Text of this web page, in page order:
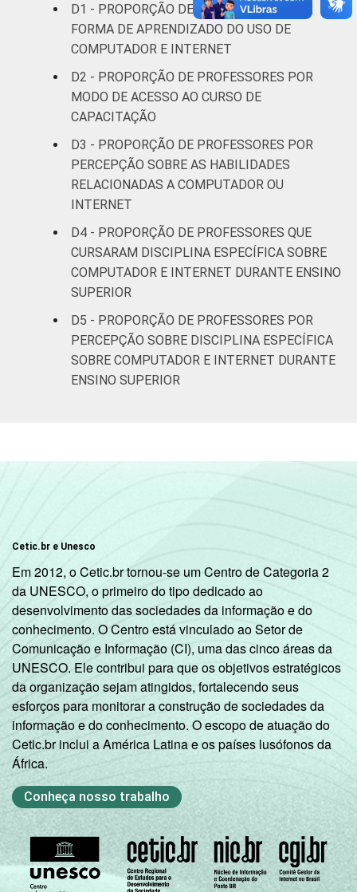
REGIÃO Norte
Centro-
Oeste
2
Sudeste
DEPENDÊNCIA
ADMINISTRATIVA
Pública
Municipal
3
Estadual
3
Total —
SÉRIE
4ª série / 5º
ano do
Ensino
Fundamental
2º ano do
Ensino
Médio
2
¹ Base: 1987 professores. Respostas
estimuladas. Dados coletados entre
setembro e dezembro de 2013.
Fonte: NIC.br - set 2013 / dez 2013
D1 - PROPORÇÃO DE PROFESSORES POR
FORMA DE APRENDIZADO DO USO DE
COMPUTADOR E INTERNET
D2 - PROPORÇÃO DE PROFESSORES POR
MODO DE ACESSO AO CURSO DE
CAPACITAÇÃO
D3 - PROPORÇÃO DE PROFESSORES POR
PERCEPÇÃO SOBRE AS HABILIDADES
RELACIONADAS A COMPUTADOR OU
INTERNET
D4 - PROPORÇÃO DE PROFESSORES QUE
CURSARAM DISCIPLINA ESPECÍFICA SOBRE
COMPUTADOR E INTERNET DURANTE ENSINO
SUPERIOR
D5 - PROPORÇÃO DE PROFESSORES POR
PERCEPÇÃO SOBRE DISCIPLINA ESPECÍFICA
SOBRE COMPUTADOR E INTERNET DURANTE
ENSINO SUPERIOR
Cetic.br e Unesco
Em 2012, o Cetic.br tornou-se um Centro de Categoria 2
da UNESCO, o primeiro do tipo dedicado ao
desenvolvimento das sociedades da informação e do
conhecimento. O Centro está vinculado ao Setor de
Comunicação e Informação (CI), uma das cinco áreas da
UNESCO. Ele contribui para que os objetivos estratégicos
da organização sejam atingidos, fortalecendo seus
esforços para monitorar a construção de sociedades da
informação e do conhecimento. O escopo de atuação do
Cetic.br inclui a América Latina e os países lusófonos da
África.
Conheça nosso trabalho